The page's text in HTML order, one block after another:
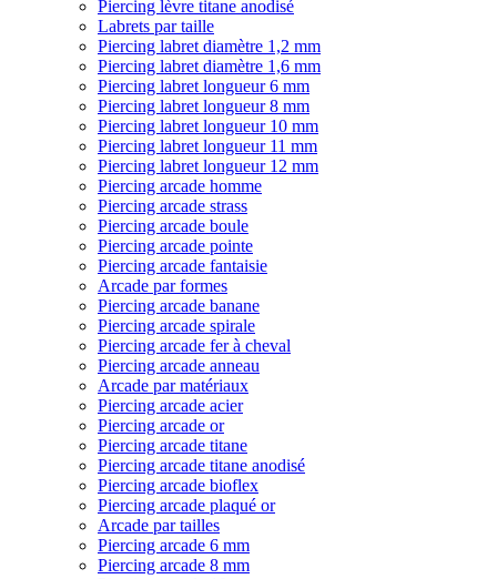
Piercing lèvre titane anodisé
Labrets par taille
Piercing labret diamètre 1,2 mm
Piercing labret diamètre 1,6 mm
Piercing labret longueur 6 mm
Piercing labret longueur 8 mm
Piercing labret longueur 10 mm
Piercing labret longueur 11 mm
Piercing labret longueur 12 mm
Piercing arcade homme
Piercing arcade strass
Piercing arcade boule
Piercing arcade pointe
Piercing arcade fantaisie
Arcade par formes
Piercing arcade banane
Piercing arcade spirale
Piercing arcade fer à cheval
Piercing arcade anneau
Arcade par matériaux
Piercing arcade acier
Piercing arcade or
Piercing arcade titane
Piercing arcade titane anodisé
Piercing arcade bioflex
Piercing arcade plaqué or
Arcade par tailles
Piercing arcade 6 mm
Piercing arcade 8 mm